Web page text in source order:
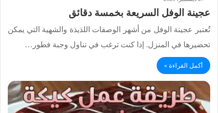
عجينة الوفل السريعة بخمسة دقائق
تُعتبر عجينة الوفل من أشهر الوصفات اللذيذة والشهية التي يمكن
تحضيرها في المنزل. إذا كنت ترغب في تناول وجبة فطور…
أكمل القراءة »